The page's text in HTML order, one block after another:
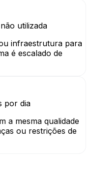
utilizada
infraestrutura para
é escalado de
por dia
a mesma qualidade
ou restrições de